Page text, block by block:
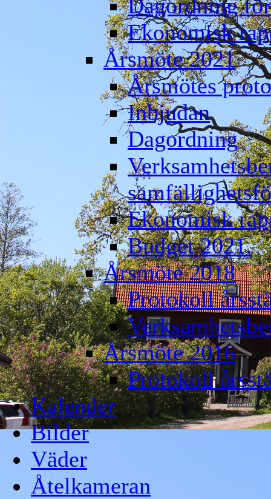
Dagordning
Ekonomisk
Årsmöte 2021
Årsmötes
Inbjudan
Dagordning
Ekonomisk
Budget 2021.
Årsmöte 2018
Protokoll
Årsmöte 2016
Protokoll
Kalender
Bilder
Väder
Åtelkameran